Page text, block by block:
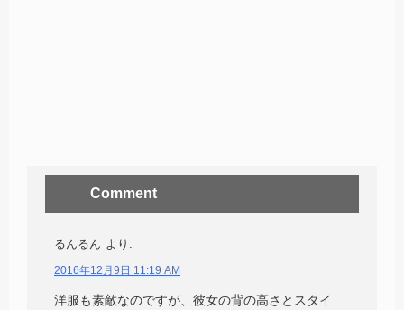
Comment
るんるん より:
2016年12月9日 11:19 AM
洋服も素敵なのですが、彼女の背の高さとスタイ